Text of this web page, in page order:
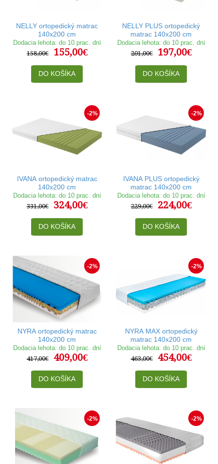
NELLY ortopedický matrac
140x200 cm
Dodacia lehota: do 10 prac. dní
158,00€
155,00€
DO KOŠÍKA
NELLY PLUS ortopedický
matrac 140x200 cm
Dodacia lehota: do 10 prac. dní
201,00€
197,00€
DO KOŠÍKA
-2%
IVANA ortopedický matrac
140x200 cm
Dodacia lehota: do 10 prac. dní
331,00€
324,00€
DO KOŠÍKA
-2%
IVANA PLUS ortopedický
matrac 140x200 cm
Dodacia lehota: do 10 prac. dní
229,00€
224,00€
DO KOŠÍKA
-2%
NYRA ortopedický matrac
140x200 cm
Dodacia lehota: do 10 prac. dní
417,00€
409,00€
DO KOŠÍKA
-2%
NYRA MAX ortopedický
matrac 140x200 cm
Dodacia lehota: do 10 prac. dní
463,00€
454,00€
DO KOŠÍKA
-2% -2%